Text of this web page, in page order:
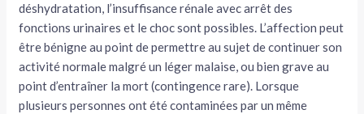
déshydratation, l’insuffisance rénale avec arrêt des
fonctions urinaires et le choc sont possibles. L’affection peut
être bénigne au point de permettre au sujet de continuer son
activité normale mal­gré un léger malaise, ou bien grave au
point d’entraîner la mort (contingence rare). Lorsque
plusieurs personnes ont été contaminées par un même